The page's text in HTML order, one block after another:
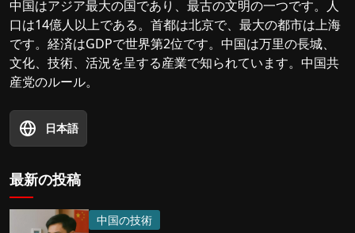
中国はアジア最大の国であり、最古の文明の一つです。人
口は14億人以上である。首都は北京で、最大の都市は上海
です。経済はGDPで世界第2位です。中国は万里の長城、
文化、技術、活況を呈する産業で知られています。中国共
産党のルール。
日本語
最新の投稿
中国の技術